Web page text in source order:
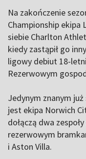
Na zakończenie
Championship ekipa
siebie Charlton
kiedy zastąpił go
ligowy debiut 18-
Rezerwowym
Jedynym znanym
jest ekipa Norwich
dołączą dwa
rezerwowym
i Aston Villa.